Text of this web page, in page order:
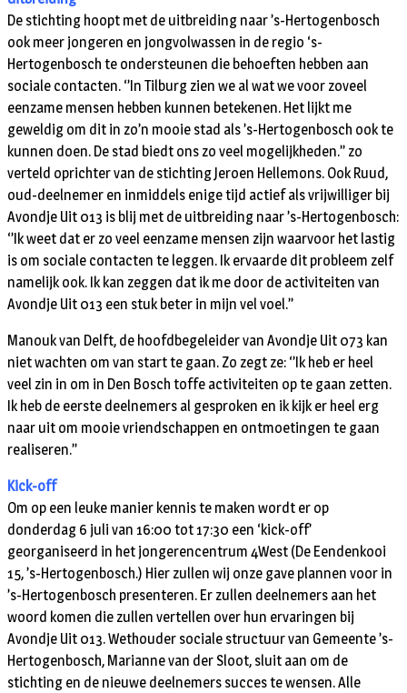
De stichting hoopt met de uitbreiding naar ’s-Hertogenbosch
ook meer jongeren en jongvolwassen in de regio ‘s-
Hertogenbosch te ondersteunen die behoeften hebben aan
sociale contacten. ‘’In Tilburg zien we al wat we voor zoveel
eenzame mensen hebben kunnen betekenen. Het lijkt me
geweldig om dit in zo’n mooie stad als ’s-Hertogenbosch ook te
kunnen doen. De stad biedt ons zo veel mogelijkheden.’’ zo
verteld oprichter van de stichting Jeroen Hellemons. Ook Ruud,
oud-deelnemer en inmiddels enige tijd actief als vrijwilliger bij
Avondje Uit 013 is blij met de uitbreiding naar ’s-Hertogenbosch:
‘’Ik weet dat er zo veel eenzame mensen zijn waarvoor het lastig
is om sociale contacten te leggen. Ik ervaarde dit probleem zelf
namelijk ook. Ik kan zeggen dat ik me door de activiteiten van
Avondje Uit 013 een stuk beter in mijn vel voel.’’
Manouk van Delft, de hoofdbegeleider van Avondje Uit 073 kan
niet wachten om van start te gaan. Zo zegt ze: ‘’Ik heb er heel
veel zin in om in Den Bosch toffe activiteiten op te gaan zetten.
Ik heb de eerste deelnemers al gesproken en ik kijk er heel erg
naar uit om mooie vriendschappen en ontmoetingen te gaan
realiseren.’’
Kick-off
Om op een leuke manier kennis te maken wordt er op
donderdag 6 juli van 16:00 tot 17:30 een ‘kick-off’
georganiseerd in het jongerencentrum 4West (De Eendenkooi
15, ’s-Hertogenbosch.) Hier zullen wij onze gave plannen voor in
’s-Hertogenbosch presenteren. Er zullen deelnemers aan het
woord komen die zullen vertellen over hun ervaringen bij
Avondje Uit 013. Wethouder sociale structuur van Gemeente ’s-
Hertogenbosch, Marianne van der Sloot, sluit aan om de
stichting en de nieuwe deelnemers succes te wensen. Alle